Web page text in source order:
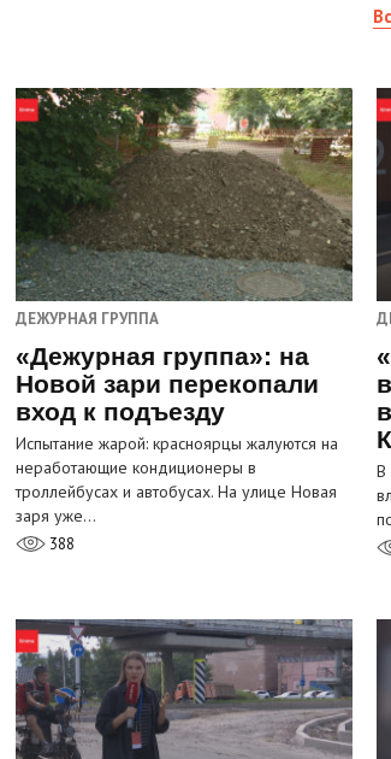
ДЕЖУРНАЯ ГРУППА
«Дежурная группа»: на
Новой зари перекопали
вход к подъезду
Испытание жарой: красноярцы жалуются на
неработающие кондиционеры в
троллейбусах и автобусах. На улице Новая
заря уже…
388
В